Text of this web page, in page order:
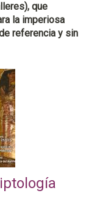
que
la imperiosa
referencia y sin